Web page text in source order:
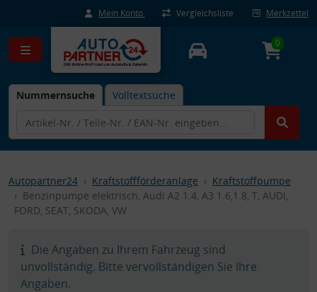
Mein Konto Vergleichsliste Merkzettel
Nummernsuche Volltextsuche
0
Autopartner24 Kraftstoffförderanlage
Kraftstoffpumpe
Benzinpumpe elektrisch, Audi A2 1.4, A3 1.6,1.8, T, AUDI,
FORD, SEAT, SKODA, VW
Die Angaben zu Ihrem Fahrzeug sind
unvollständig. Bitte vervollständigen Sie Ihre
Angaben.